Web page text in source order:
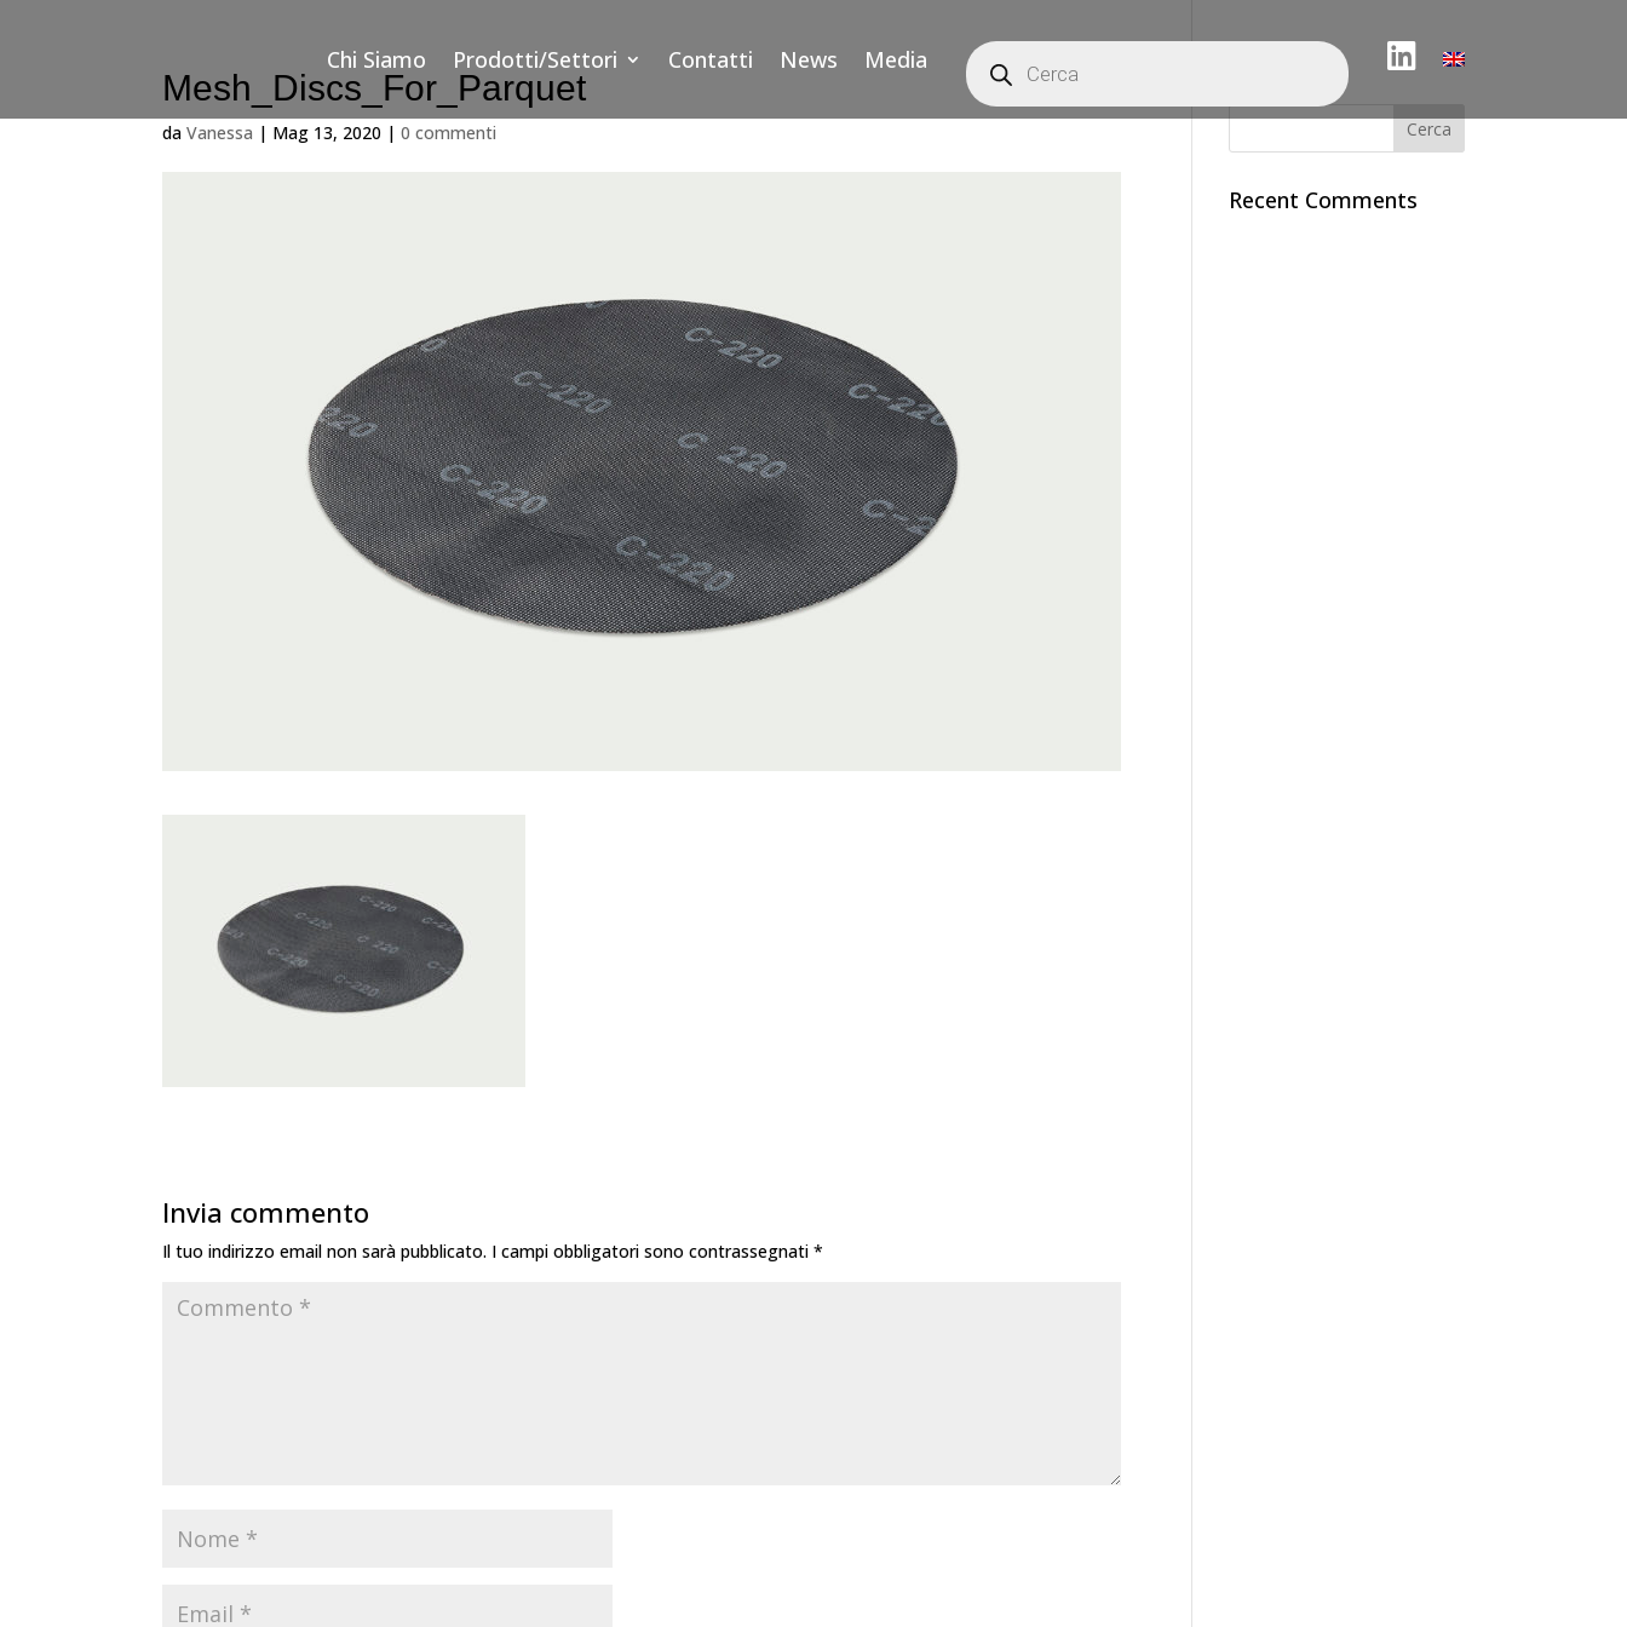
Chi Siamo Prodotti/Settori Contatti News Media Products
search LinkedIn
Mesh_Discs_For_Parquet
daVanessa | Mag 13, 2020 |0 commenti
Invia commento
Il tuo indirizzo email non sarà pubblicato. I campi obbligatori sono contrassegnati*
Recent Comments